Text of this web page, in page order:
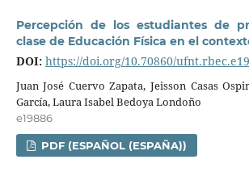
Percepción de los estudiantes de
clase de Educación Física en el
DOI: https://doi.org/10.70860/
Juan José Cuervo Zapata, Jeisson Casas
García, Laura Isabel Bedoya Londoño
e19886
PDF (ESPAÑOL (ESPAÑA))